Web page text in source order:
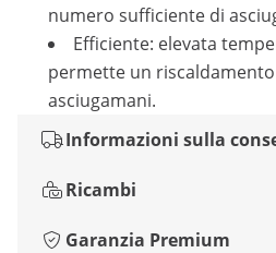
numero sufficiente di
Efficiente: elevata
permette un
asciugamani.
Informazioni sulla
Ricambi
Garanzia Premium